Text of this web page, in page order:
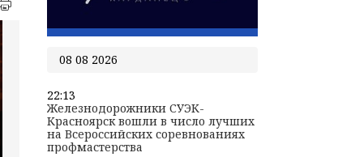
08 08 2026
22:13
Железнодорожники СУЭК-
Красноярск вошли в число лучших
на Всероссийских соревнованиях
профмастерства